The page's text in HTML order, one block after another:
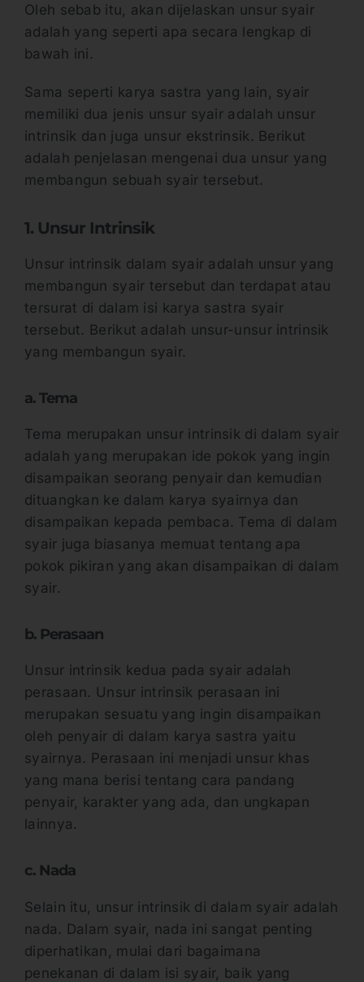
Oleh sebab itu, akan dijelaskan unsur syair
adalah yang seperti apa secara lengkap di
bawah ini.
Sama seperti karya sastra yang lain, syair
memiliki dua jenis unsur syair adalah unsur
intrinsik dan juga unsur ekstrinsik. Berikut
adalah penjelasan mengenai dua unsur yang
membangun sebuah syair tersebut.
1. Unsur Intrinsik
Unsur intrinsik dalam syair adalah unsur yang
membangun syair tersebut dan terdapat atau
tersurat di dalam isi karya sastra syair
tersebut. Berikut adalah unsur-unsur intrinsik
yang membangun syair.
a. Tema
Tema merupakan unsur intrinsik di dalam syair
adalah yang merupakan ide pokok yang ingin
disampaikan seorang penyair dan kemudian
dituangkan ke dalam karya syairnya dan
disampaikan kepada pembaca. Tema di dalam
syair juga biasanya memuat tentang apa
pokok pikiran yang akan disampaikan di dalam
syair.
b. Perasaan
Unsur intrinsik kedua pada syair adalah
perasaan. Unsur intrinsik perasaan ini
merupakan sesuatu yang ingin disampaikan
oleh penyair di dalam karya sastra yaitu
syairnya. Perasaan ini menjadi unsur khas
yang mana berisi tentang cara pandang
penyair, karakter yang ada, dan ungkapan
lainnya.
c. Nada
Selain itu, unsur intrinsik di dalam syair adalah
nada. Dalam syair, nada ini sangat penting
diperhatikan, mulai dari bagaimana
penekanan di dalam isi syair, baik yang